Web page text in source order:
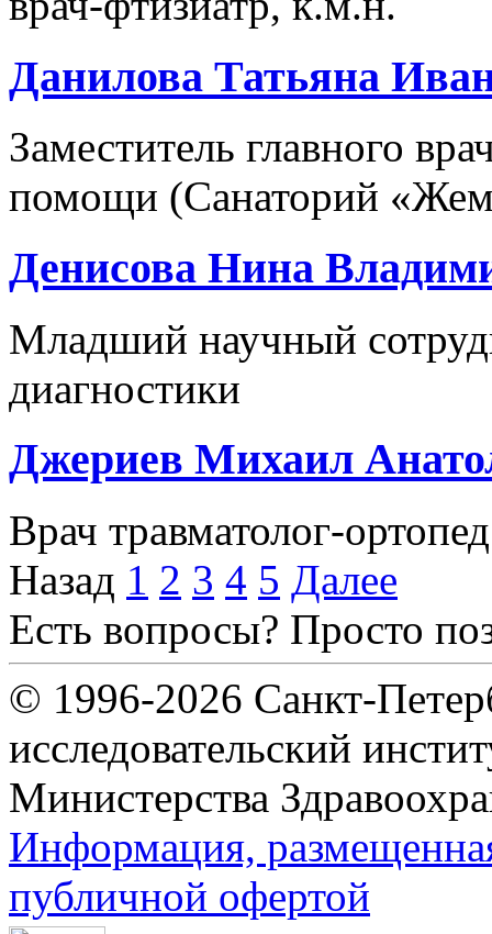
Данилова Татьяна
Заместитель главного
помощи (Санаторий
Денисова Нина
Младший научный
диагностики
Джериев Михаил
Врач травматолог-ортопед
Назад 1 2 3 4 5 Далее
Есть вопросы? Просто
© 1996-2026 Санкт-
исследовательский
Министерства
Информация,
публичной офертой